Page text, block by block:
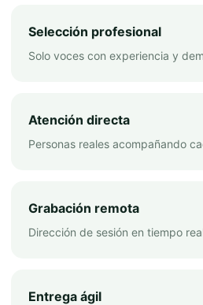
Selección profesional
Solo voces con experiencia y
Atención directa
Personas reales acompañando
Grabación remota
Dirección de sesión en tiempo
Entrega ágil